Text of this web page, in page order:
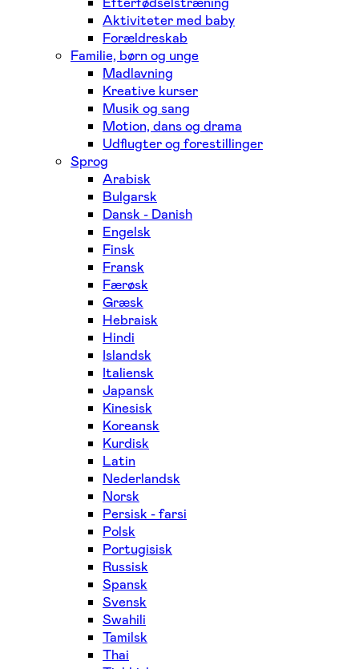
Aktiviteter med baby
Forældreskab
Familie, børn og unge
Madlavning
Kreative kurser
Musik og sang
Motion, dans og drama
Udflugter og forestillinger
Sprog
Arabisk
Bulgarsk
Dansk - Danish
Engelsk
Finsk
Fransk
Færøsk
Græsk
Hebraisk
Hindi
Islandsk
Italiensk
Japansk
Kinesisk
Koreansk
Kurdisk
Latin
Nederlandsk
Norsk
Persisk - farsi
Polsk
Portugisisk
Russisk
Spansk
Svensk
Swahili
Tamilsk
Thai